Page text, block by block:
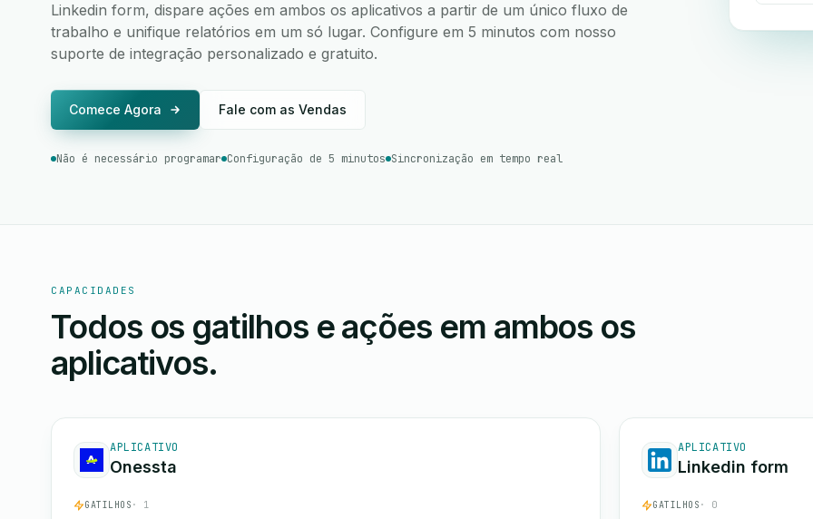
Linkedin form, dispare ações em ambos os aplicativos a partir de um único fluxo de
trabalho e unifique relatórios em um só lugar. Configure em 5 minutos com nosso
suporte de integração personalizado e gratuito.
Comece Agora Fale com as Vendas
Não é necessário programar Configuração de 5 minutos Sincronização em tempo real
CAPACIDADES
Todos os gatilhos e ações em ambos os
aplicativos.
APLICATIVO
Onessta
GATILHOS · 1
APLICATIVO
Linkedin form
GATILHOS · 0